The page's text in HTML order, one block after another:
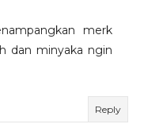
merk
dan minyaka ngin
Reply